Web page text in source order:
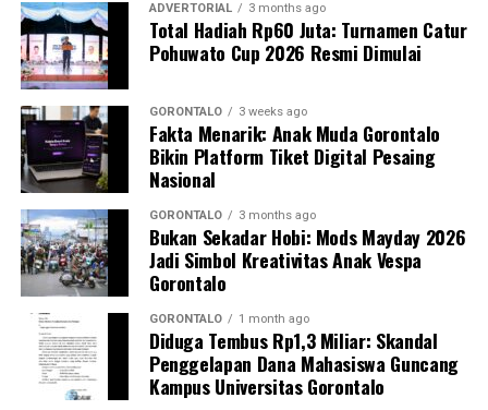
makanan, terutama buah-buahan, diperiksa lebih teliti
sebelum dibagikan kepada siswa.
Selain itu, ia menilai komposisi menu perlu disesuaikan
dengan prinsip
menambahkan sumber protein seperti telur atau ikan.
Ia juga mengingatkan agar pada proses distribusi
makanan, terutama menjelang akhir pekan,
makanan untuk hari Jumat dan Sabtu dipisahkan
guna menjaga mutu dan kesegaran makanan.
Dalam kesempatan tersebut,
menanyakan latar belakang pendidikan
Mongolato
, yang kemudian dijelaskan bahwa pejabat
tersebut merupakansarjana akuntansi publik.
ADVERTORIAL 3 months ago
Total Hadiah Rp60 Juta: Turnamen Catur
Pohuwato Cup 2026 Resmi Dimulai
GORONTALO 3 weeks ago
Fakta Menarik: Anak Muda Gorontalo
Bikin Platform Tiket Digital Pesaing
Nasional
GORONTALO 3 months ago
Bukan Sekadar Hobi: Mods Mayday 2026
Jadi Simbol Kreativitas Anak Vespa
Gorontalo
GORONTALO 1 month ago
Diduga Tembus Rp1,3 Miliar: Skandal
Penggelapan Dana Mahasiswa Guncang
Kampus Universitas Gorontalo